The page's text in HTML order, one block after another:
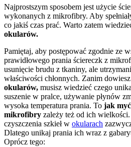
Najprostszym sposobem jest użycie
wykonanych z mikrofibry. Aby
co jakiś czas prać. Warto zatem
okularów.
Pamiętaj, aby postępować zgodnie ze
prawidłowego prania ściereczk z
usunięcie brudu z tkaniny, ale
właściwości chłonnych. Zanim
okularów, musisz wiedzieć czego
suszenie w pralce, używanie płynów
wysoka temperatura prania. To jak
mikrofibry zależy też od ich
czyszczenia szkieł w okularach
Dlatego unikaj prania ich wraz z
Oprócz tego: